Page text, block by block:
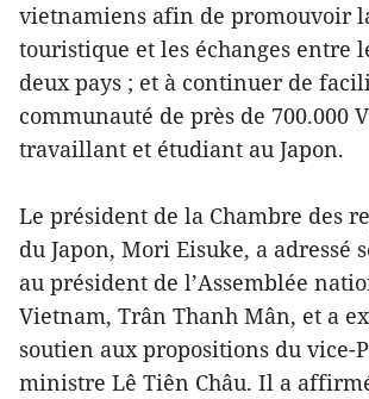
vietnamiens afin de promouvoir
touristique et les échanges entre
deux pays ; et à continuer de
communauté de près de 700.000
travaillant et étudiant au Japon.
Le président de la Chambre des
du Japon, Mori Eisuke, a adressé
au président de l’Assemblée
Vietnam, Trân Thanh Mân, et a
soutien aux propositions du vice-
ministre Lê Tiên Châu. Il a